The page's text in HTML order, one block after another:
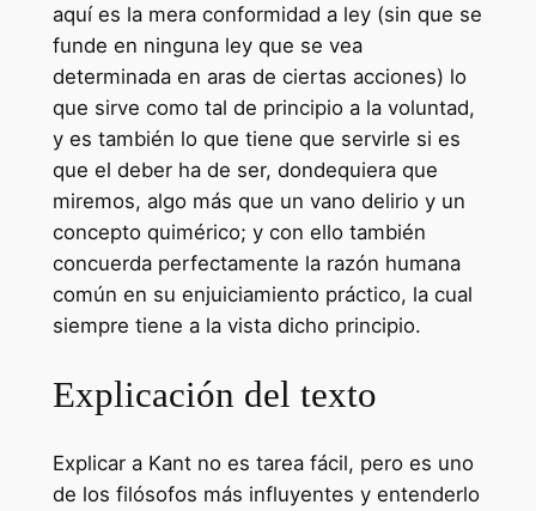
aquí es la mera conformidad a ley (sin que se
funde en ninguna ley que se vea
determinada en aras de ciertas acciones) lo
que sirve como tal de principio a la voluntad,
y es también lo que tiene que servirle si es
que el deber ha de ser, dondequiera que
miremos, algo más que un vano delirio y un
concepto quimérico; y con ello también
concuerda perfectamente la razón humana
común en su enjuiciamiento práctico, la cual
siempre tiene a la vista dicho principio.
Explicación del texto
Explicar a Kant no es tarea fácil, pero es uno
de los filósofos más influyentes y entenderlo